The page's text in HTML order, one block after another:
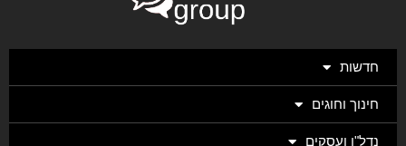
חדשות
חינוך וחוגים
נדל"ן ועסקים